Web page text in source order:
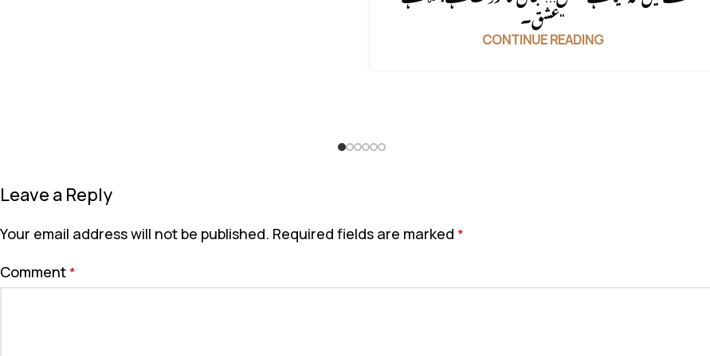
عشق۔"
CONTINUE READING
Leave a Reply
Your email address will not be published. Required fields are marked *
Comment *